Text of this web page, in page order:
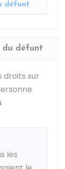
défunt
du défunt
droits sur
les